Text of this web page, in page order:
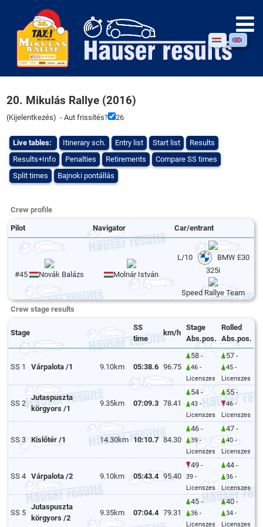
20. Mikulás Rallye (2016)
(Kijelentkezés) - Aut frissítés? 26
Live tables: Itinerary sch. Entry list Start list
Results
Results+Info
Penalties Retirements
Compare SS times
Split times
Bajnoki pontállás
Crew profile
Pilot Navigator Car/entrant
#45 Novák Balázs Molnár István
L/10
BMW E30
325i
Speed Rallye Team
Crew stage results
Stage
SS
time
km/h
Stage
Abs.pos.
Rolled
Abs.pos.
SS 1 Várpalota /1 9.10km 05:38.6 96.75
58 -
46 -
Licenszes
57 -
45 -
Licenszes
SS 2
Jutaspuszta
körgyors /1
9.35km 07:09.3 78.41
54 -
43 -
Licenszes
55 -
46 -
Licenszes
SS 3 Kislőtér /1 14.30km 10:10.7 84.30
46 -
39 -
Licenszes
47 -
40 -
Licenszes
SS 4 Várpalota /2 9.10km 05:43.4 95.40
49 -
39 -
Licenszes
44 -
36 -
Licenszes
SS 5
Jutaspuszta
körgyors /2
9.35km 07:04.4 79.31
45 -
36 -
Licenszes
40 -
34 -
Licenszes